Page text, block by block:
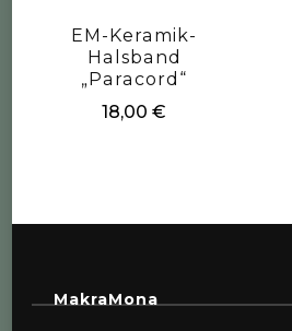
EM-Keramik-
Halsband
„Paracord“
18,00€
MakraMona